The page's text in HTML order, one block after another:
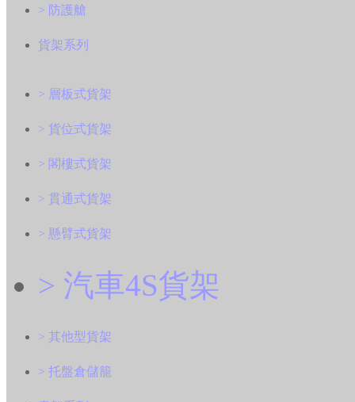
> 防護艙
貨架系列
> 層板式貨架
> 貨位式貨架
> 閣樓式貨架
> 貫通式貨架
> 懸臂式貨架
> 汽車4S貨架
> 其他型貨架
> 托盤倉儲籠